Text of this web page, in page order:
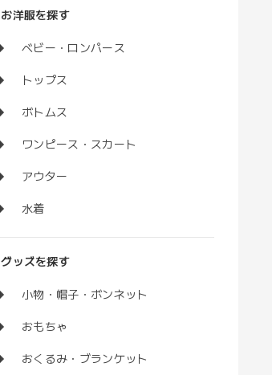
お洋服を探す
ベビー・ロンパース
トップス
ボトムス
ワンピース・スカート
アウター
水着
グッズを探す
小物・帽子・ボンネット
おもちゃ
おくるみ・ブランケット